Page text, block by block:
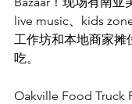
live music、kids
工作坊和本地商家摊
吃。
Oakville Food Truck